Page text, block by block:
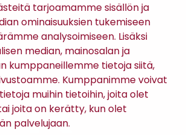
tarjoamamme sisällön ja
ominaisuuksien tukemiseen
analysoimiseen. Lisäksi
median, mainosalan ja
kumppaneillemme tietoja siitä,
Kumppanimme voivat
muihin tietoihin, joita olet
joita on kerätty, kun olet
palvelujaan.
Sopimusehdot
Tietosuojaseloste
Maksutavat